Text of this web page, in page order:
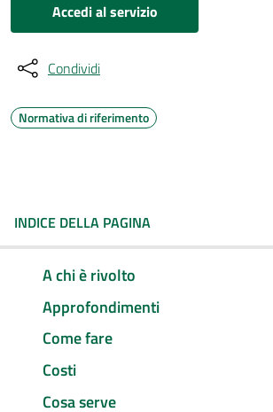
Accedi al servizio
Condividi
Normativa di riferimento
INDICE DELLA PAGINA
A chi è rivolto
Approfondimenti
Come fare
Costi
Cosa serve